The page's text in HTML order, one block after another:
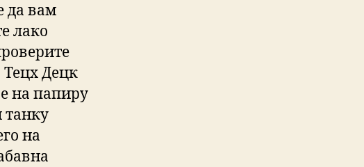
да вам
лако
Тецх Децк
на папиру
танку
на